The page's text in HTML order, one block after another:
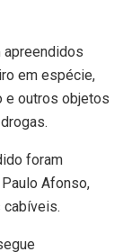
em espécie,
e outros objetos
foram
Afonso,
cabíveis.